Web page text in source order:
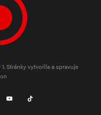
Stránky vytvořila a spravuje